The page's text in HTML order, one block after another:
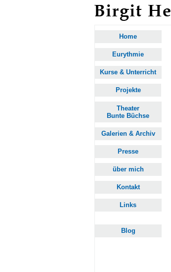
Home
Eurythmie
Kurse & Unterricht
Projekte
Theater
Bunte Büchse
Galerien & Archiv
Presse
über mich
Kontakt
Links
Blog